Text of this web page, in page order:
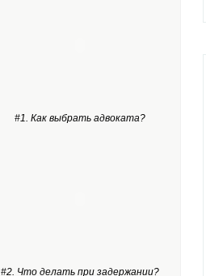
#1. Как выбрать адвоката?
#2. Что делать при задержании?